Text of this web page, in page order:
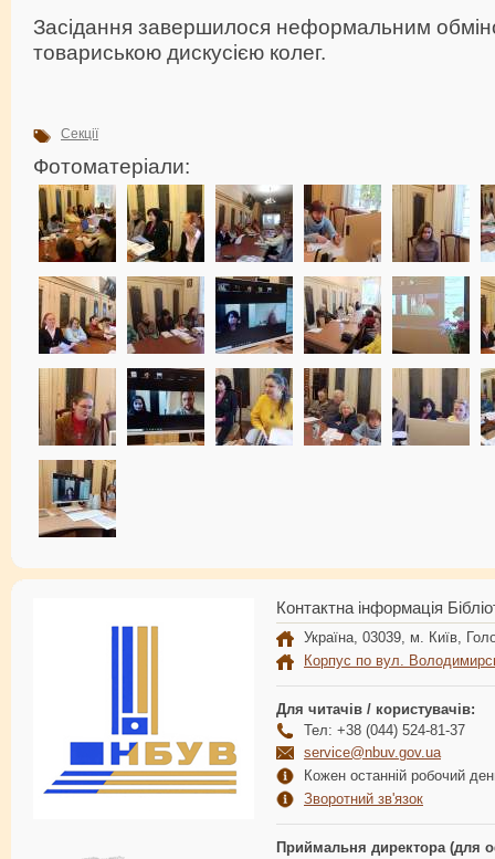
Засідання завершилося неформальним
товариською дискусією колег.
Секції
Фотоматеріали:
Контактна інформація
Україна, 03039, м. Київ,
Корпус по вул.
Для читачів / користувачів:
Тел: +38 (044) 524-81-37
service@nbuv.gov.ua
Кожен останній робочий
Зворотний зв'язок
Приймальня директора (для